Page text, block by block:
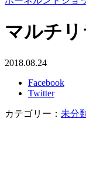
マルチ
2018.08.24
Facebook
Twitter
カテゴリー： 未分